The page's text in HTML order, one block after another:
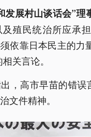
发展村山谈话会”理
殖民统治所应承
依靠日本民主的力
关言论。
，高市早苗的错
文件精神。